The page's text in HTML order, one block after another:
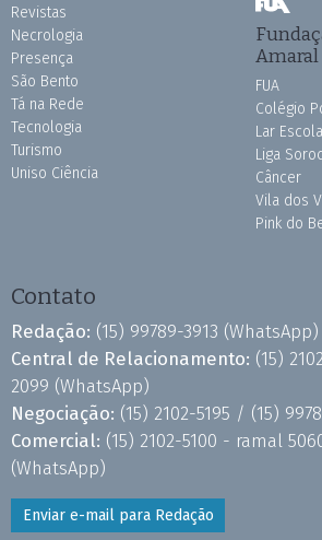
Revistas
Necrologia
Presença
São Bento
Tá na Rede
Tecnologia
Turismo
Uniso Ciência
Amaral
FUA
Colégio
Lar
Liga
Câncer
Vila dos
Pink do
Contato
Redação: (15) 99789-3913 (WhatsApp)
Central de Relacionamento: (15)
2099 (WhatsApp)
Negociação: (15) 2102-5195 / (15)
Comercial: (15) 2102-5100 - ramal
(WhatsApp)
Enviar e-mail para Redação